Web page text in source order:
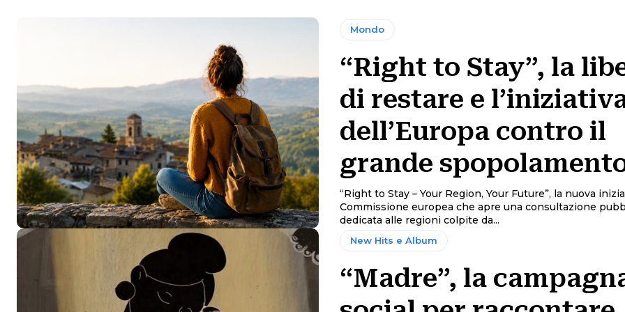
Mondo
“Right to Stay”, la
di restare e
dell’Europa contro il
grande
“Right to Stay – Your Region, Your Future”, la nuova
Commissione europea che apre una consultazione
dedicata alle regioni colpite da...
New Hits e Album
“Madre”, la